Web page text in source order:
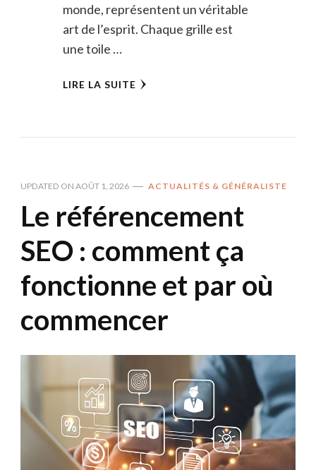
monde, représentent un véritable
art de l’esprit. Chaque grille est
une toile …
LIRE LA SUITE
UPDATED ON AOÛT 1, 2026 ACTUALITÉS & GÉNÉRALISTE
Le référencement
SEO : comment ça
fonctionne et par où
commencer